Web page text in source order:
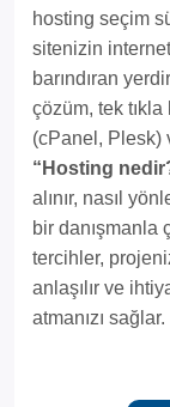
hosting seçim
sitenizin
barındıran
çözüm, tek
(cPanel, Plesk)
“Hosting
alınır, nasıl
bir danışmanla
tercihler,
anlaşılır ve
atmanızı sağlar.